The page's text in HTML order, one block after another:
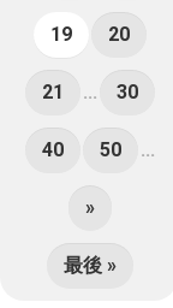
19 20
21 ... 30
40 50 ...
»
最後 »